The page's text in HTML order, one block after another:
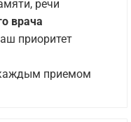
речи
врача
приоритет
приемом